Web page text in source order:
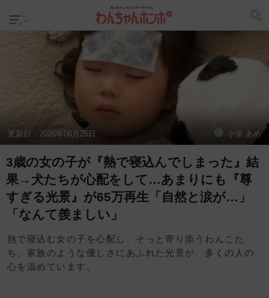
更新日： 2026年06月25日 小泉 あめ
3歳の女の子が『熱で寝込んでしまった』結
果→犬たちが心配をして…あまりにも『尊
すぎる光景』が65万再生「自然と涙が…」
「なんて羨ましい」
熱で寝込む女の子を心配し、そっと寄り添うわんこた
ち。家族のような優しさにあふれた光景が、多くの人の
心を温めています。